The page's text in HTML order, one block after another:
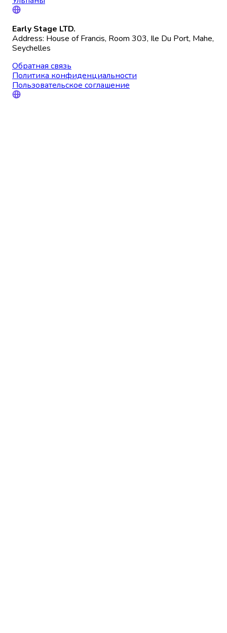
Early Stage LTD.
Address: House of Francis, Room 303, Ile Du Port, Mahe,
Seychelles
Обратная связь
Политика конфиденциальности
Пользовательское соглашение